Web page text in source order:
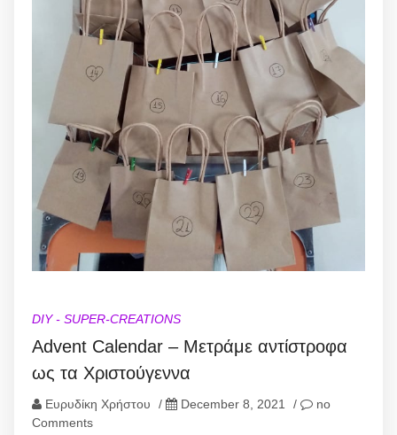
DIY - SUPER-CREATIONS
Advent Calendar – Μετράμε αντίστροφα
ως τα Χριστούγεννα
Ευρυδίκη Χρήστου / December 8, 2021 /
no
Comments